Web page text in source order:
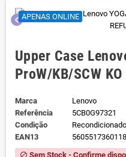
chevron_leftAPENAS ONLINE
Upper Case
ProW/KB/SCW KO
Marca
Lenovo
Referência
5CB0G97321
Condição
Recondicionado
EAN13
5605517360118
block Sem Stock - Confirme